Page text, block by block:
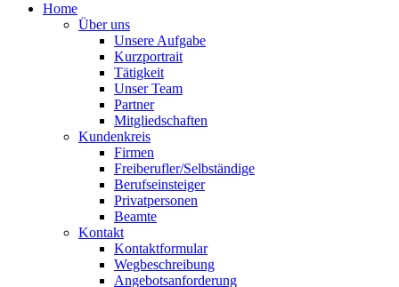
Home
Über uns
Unsere Aufgabe
Kurzportrait
Tätigkeit
Unser Team
Partner
Mitgliedschaften
Kundenkreis
Firmen
Freiberufler/Selbständige
Berufseinsteiger
Privatpersonen
Beamte
Kontakt
Kontaktformular
Wegbeschreibung
Angebotsanforderung